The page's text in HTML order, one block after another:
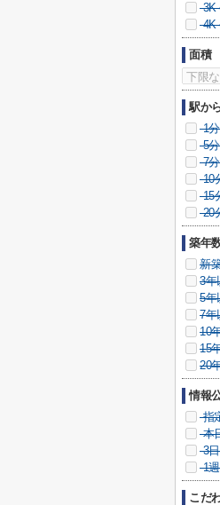
3K
4K
面積
駅か
1
5
7
10
15
20
築年
新
3年
5年
7年
10
15
20
情報
指
本
3
1
こだ